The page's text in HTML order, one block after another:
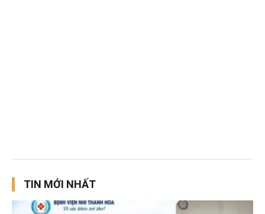
TIN MỚI NHẤT